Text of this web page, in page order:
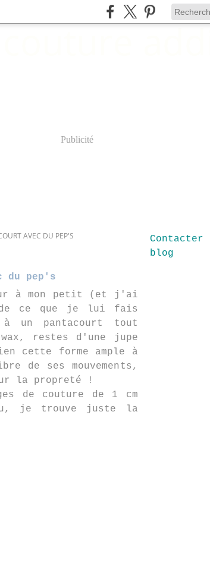
Publicité
AVEC DU PEP'S
du pep's
à mon petit (et j'ai
ce que je lui fais
un pantacourt tout
restes d'une jupe
cette forme ample à
de ses mouvements,
la propreté !
de couture de 1 cm
je trouve juste la
blog